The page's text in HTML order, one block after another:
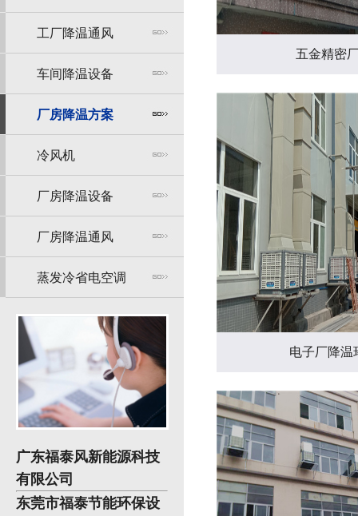
工厂降温通风
车间降温设备
厂房降温方案
冷风机
厂房降温设备
厂房降温通风
蒸发冷省电空调
广东福泰风新能源科技
有限公司
东莞市福泰节能环保设
五金精密
电子厂降